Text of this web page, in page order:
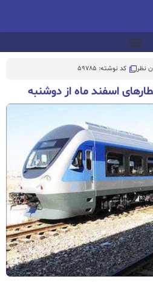
نظر کد نوشته: 59785
اسفند ماه از دوشنبه